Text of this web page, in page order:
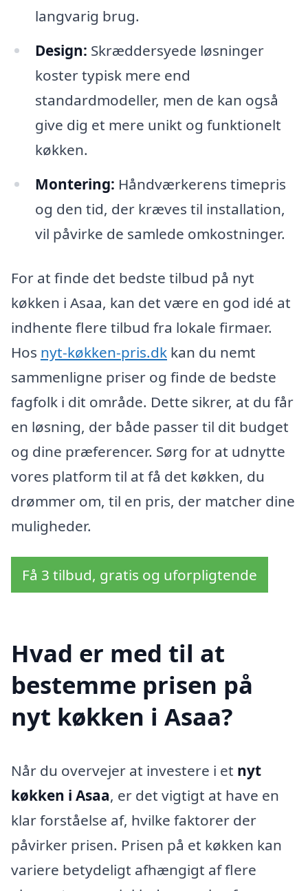
langvarig brug.
Design: Skræddersyede løsninger
koster typisk mere end
standardmodeller, men de kan også
give dig et mere unikt og funktionelt
køkken.
Montering: Håndværkerens timepris
og den tid, der kræves til installation,
vil påvirke de samlede omkostninger.
For at finde det bedste tilbud på nyt
køkken i Asaa, kan det være en god idé at
indhente flere tilbud fra lokale firmaer.
Hos nyt-køkken-pris.dk kan du nemt
sammenligne priser og finde de bedste
fagfolk i dit område. Dette sikrer, at du får
en løsning, der både passer til dit budget
og dine præferencer. Sørg for at udnytte
vores platform til at få det køkken, du
drømmer om, til en pris, der matcher dine
muligheder.
Få 3 tilbud, gratis og uforpligtende
Hvad er med til at
bestemme prisen på
nyt køkken i Asaa?
Når du overvejer at investere i et nyt
køkken i Asaa, er det vigtigt at have en
klar forståelse af, hvilke faktorer der
påvirker prisen. Prisen på et køkken kan
variere betydeligt afhængigt af flere